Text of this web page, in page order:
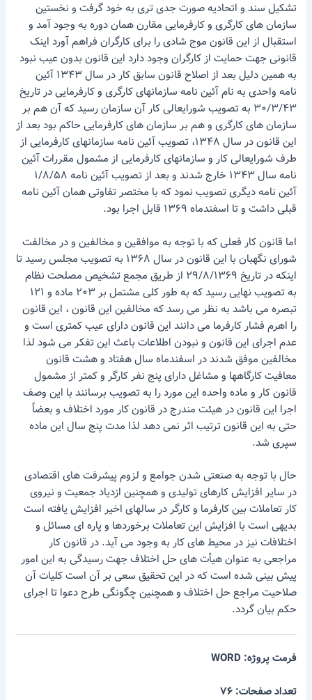
تشکیل سند و اتحادیه صورت جدی تری به خود گرفت و نخستین
سازمان های کارگری و کارفرمایی مقارن همان دوره به وجود آمد و
استقبال از این قانون موج شادی را برای کارگران فراهم آورد اینک
قانونی جهت حمایت از کارگران وجود دارد این قانون بدون عیب نبود
به همین دلیل بعد از اصلاح قانون سابق کار در سال ۱۳۴۳ آئین
نامه واحدی به نام آئین نامه سازمانهای کارگری و کارفرمایی در تاریخ
۳۰/۳/۴۳ به تصویب شورایعالی کار آن سازمان رسید که آن هم بر
سازمان های کارگری و هم بر سازمان های کارفرمایی حاکم بود بعد از
این قانون در سال ۱۳۴۸، تصویب آئین نامه سازمانهای کارفرمایی از
طرف شورایعالی کار و سازمانهای کارفرمایی از مشمول مقررات آئین
نامه سال ۱۳۴۳ خارج شدند و بعد از تصویب آئین نامه ۱/۸/۵۸
آئین نامه دیگری تصویب نمود که با مختصر تفاوتی همان آئین نامه
قبلی داشت و تا اسفندماه ۱۳۶۹ قابل اجرا بود.
اما قانون کار فعلی که با توجه به موافقین و مخالفین و در مخالفت
شورای نگهبان با این قانون در سال ۱۳۶۸ به تصویب مجلس رسید تا
اینکه در تاریخ ۲۹/۸/۱۳۶۹ از طریق مجمع تشخیص مصلحت نظام
به تصویب نهایی رسید که به طور کلی مشتمل بر ۲۰۳ ماده و ۱۲۱
تبصره می باشد به نظر می رسد که مخالفین این قانون ، این قانون
را اهرم فشار کارفرما می دانند این قانون دارای عیب کمتری است و
عدم اجرای این قانون و نبودن اطلاعات باعث این تفکر می شود لذا
مخالفین موفق شدند در اسفندماه سال هفتاد و هشت قانون
معافیت کارگاهها و مشاغل دارای پنج نفر کارگر و کمتر از مشمول
قانون کار و ماده واحده این مورد را به تصویب برسانند با این وصف
اجرا این قانون در هیئت مندرج در قانون کار مورد اختلاف و بعضاً
حتی به این قانون ترتیب اثر نمی دهد لذا مدت پنج سال این ماده
سپری شد.
حال با توجه به صنعتی شدن جوامع و لزوم پیشرفت های اقتصادی
در سایر افزایش کارهای تولیدی و همچنین ازدیاد جمعیت و نیروی
کار تعاملات بین کارفرما و کارگر در سالهای اخیر افزایش یافته است
بدیهی است با افزایش این تعاملات برخوردها و پاره ای مسائل و
اختلافات نیز در محیط های کار به وجود می آید. در قانون کار
مراجعی به عنوان هیأت های حل اختلاف جهت رسیدگی به این امور
پیش بینی شده است که در این تحقیق سعی بر آن است کلیات آن
صلاحیت مراجع حل اختلاف و همچنین چگونگی طرح دعوا تا اجرای
حکم بیان گردد.
فرمت پروژه: WORD
تعداد صفحات: ۷۶